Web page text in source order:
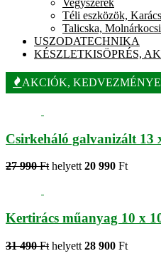
Téli eszközök,
Talicska, Molnárkocsi
USZODATECHNIKA
KÉSZLETKISÖPRÉS,
AKCIÓK,
Csirkeháló galvanizált 13
27 990 Ft helyett 20 990 Ft
Kertirács műanyag 10 x
31 490 Ft helyett 28 900 Ft